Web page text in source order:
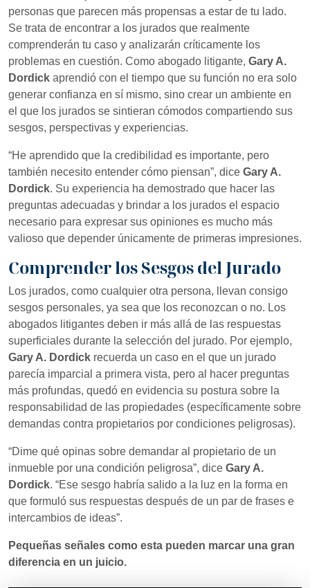
personas que parecen más propensas a estar de tu lado.
Se trata de encontrar a los jurados que realmente
comprenderán tu caso y analizarán críticamente los
problemas en cuestión. Como abogado litigante, Gary A.
Dordick aprendió con el tiempo que su función no era solo
generar confianza en sí mismo, sino crear un ambiente en
el que los jurados se sintieran cómodos compartiendo sus
sesgos, perspectivas y experiencias.
“He aprendido que la credibilidad es importante, pero
también necesito entender cómo piensan”, dice Gary A.
Dordick. Su experiencia ha demostrado que hacer las
preguntas adecuadas y brindar a los jurados el espacio
necesario para expresar sus opiniones es mucho más
valioso que depender únicamente de primeras impresiones.
Comprender los Sesgos del Jurado
Los jurados, como cualquier otra persona, llevan consigo
sesgos personales, ya sea que los reconozcan o no. Los
abogados litigantes deben ir más allá de las respuestas
superficiales durante la selección del jurado. Por ejemplo,
Gary A. Dordick recuerda un caso en el que un jurado
parecía imparcial a primera vista, pero al hacer preguntas
más profundas, quedó en evidencia su postura sobre la
responsabilidad de las propiedades (específicamente sobre
demandas contra propietarios por condiciones peligrosas).
“Dime qué opinas sobre demandar al propietario de un
inmueble por una condición peligrosa”, dice Gary A.
Dordick. “Ese sesgo habría salido a la luz en la forma en
que formuló sus respuestas después de un par de frases e
intercambios de ideas”.
Pequeñas señales como esta pueden marcar una gran
diferencia en un juicio.